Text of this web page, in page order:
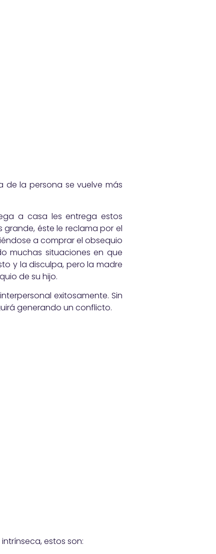
la persona se vuelve más
a casa les entrega estos
éste le reclama por el
a comprar el obsequio
muchas situaciones en que
y la disculpa, pero la madre
de su hijo.
exitosamente. Sin
generando un conflicto.
estos son: